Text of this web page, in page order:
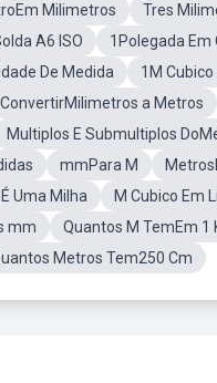
Milimetros Tres
A6 ISO 1Polegada Em
De Medida 1M
a Metros
Multiplos E Submultiplos
mmPara M
Uma Milha M Cubico Em
mm Quantos M TemEm 1
Metros Tem250 Cm